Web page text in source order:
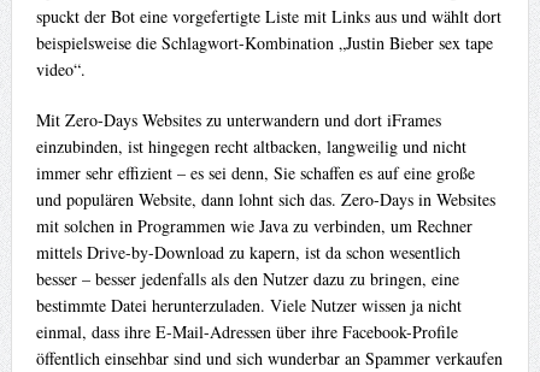
spuckt der Bot eine vorgefertigte Liste mit Links aus und wählt dort
beispielsweise die Schlagwort-Kombination „Justin Bieber sex tape
video“.
Mit Zero-Days Websites zu unterwandern und dort iFrames
einzubinden, ist hingegen recht altbacken, langweilig und nicht
immer sehr effizient – es sei denn, Sie schaffen es auf eine große
und populären Website, dann lohnt sich das. Zero-Days in Websites
mit solchen in Programmen wie Java zu verbinden, um Rechner
mittels Drive-by-Download zu kapern, ist da schon wesentlich
besser – besser jedenfalls als den Nutzer dazu zu bringen, eine
bestimmte Datei herunterzuladen. Viele Nutzer wissen ja nicht
einmal, dass ihre E-Mail-Adressen über ihre Facebook-Profile
öffentlich einsehbar sind und sich wunderbar an Spammer verkaufen